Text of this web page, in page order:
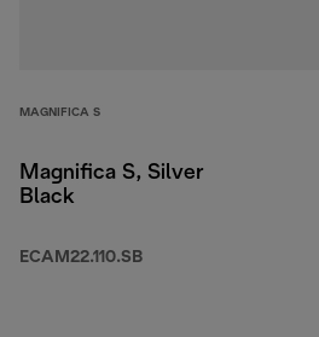
MAGNIFICA S
Magnifica S, Silver
Black
ECAM22.110.SB